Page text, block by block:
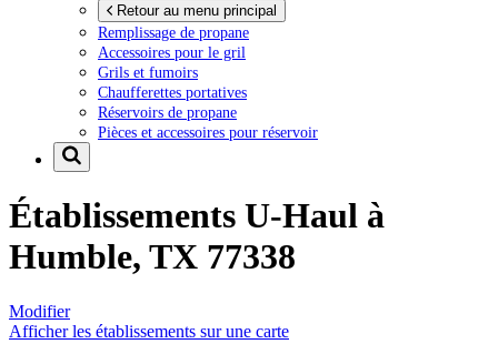
Retour au menu principal
Remplissage de propane
Accessoires pour le gril
Grils et fumoirs
Chaufferettes portatives
Réservoirs de propane
Pièces et accessoires pour réservoir
Établissements U-Haul à
Humble, TX 77338
Modifier
Afficher les établissements sur une carte